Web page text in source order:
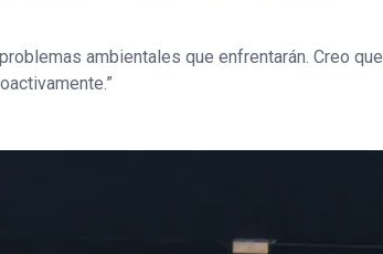
ambientales que enfrentarán. Creo que